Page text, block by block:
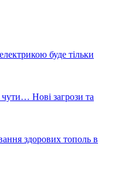
буде тільки
чути… Нові загрози та
здорових тополь в